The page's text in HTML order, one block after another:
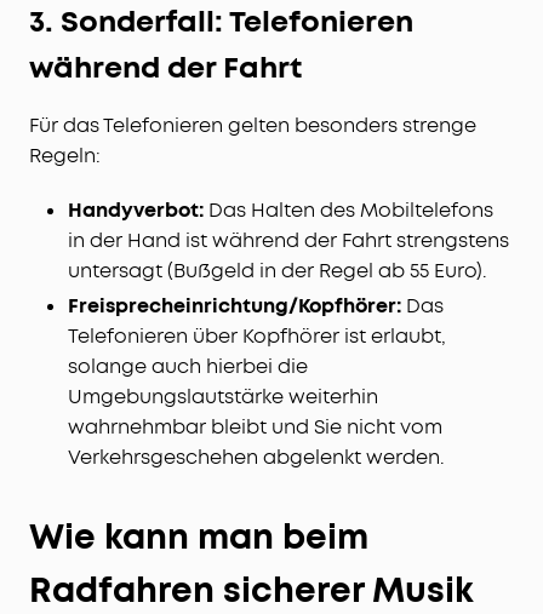
3. Sonderfall: Telefonieren
während der Fahrt
Für das Telefonieren gelten besonders strenge
Regeln:
Handyverbot: Das Halten des Mobiltelefons
in der Hand ist während der Fahrt strengstens
untersagt (Bußgeld in der Regel ab 55 Euro).
Freisprecheinrichtung/Kopfhörer: Das
Telefonieren über Kopfhörer ist erlaubt,
solange auch hierbei die
Umgebungslautstärke weiterhin
wahrnehmbar bleibt und Sie nicht vom
Verkehrsgeschehen abgelenkt werden.
Wie kann man beim
Radfahren sicherer Musik